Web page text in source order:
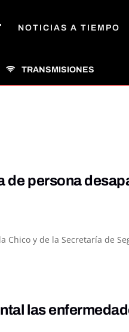
NOTICIAS A TIEMPO
TRANSMISIONES
persona
Chico y de la Secretaría de
las